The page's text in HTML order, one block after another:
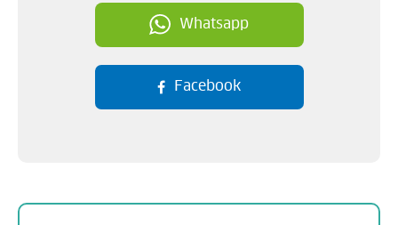
Whatsapp
Facebook